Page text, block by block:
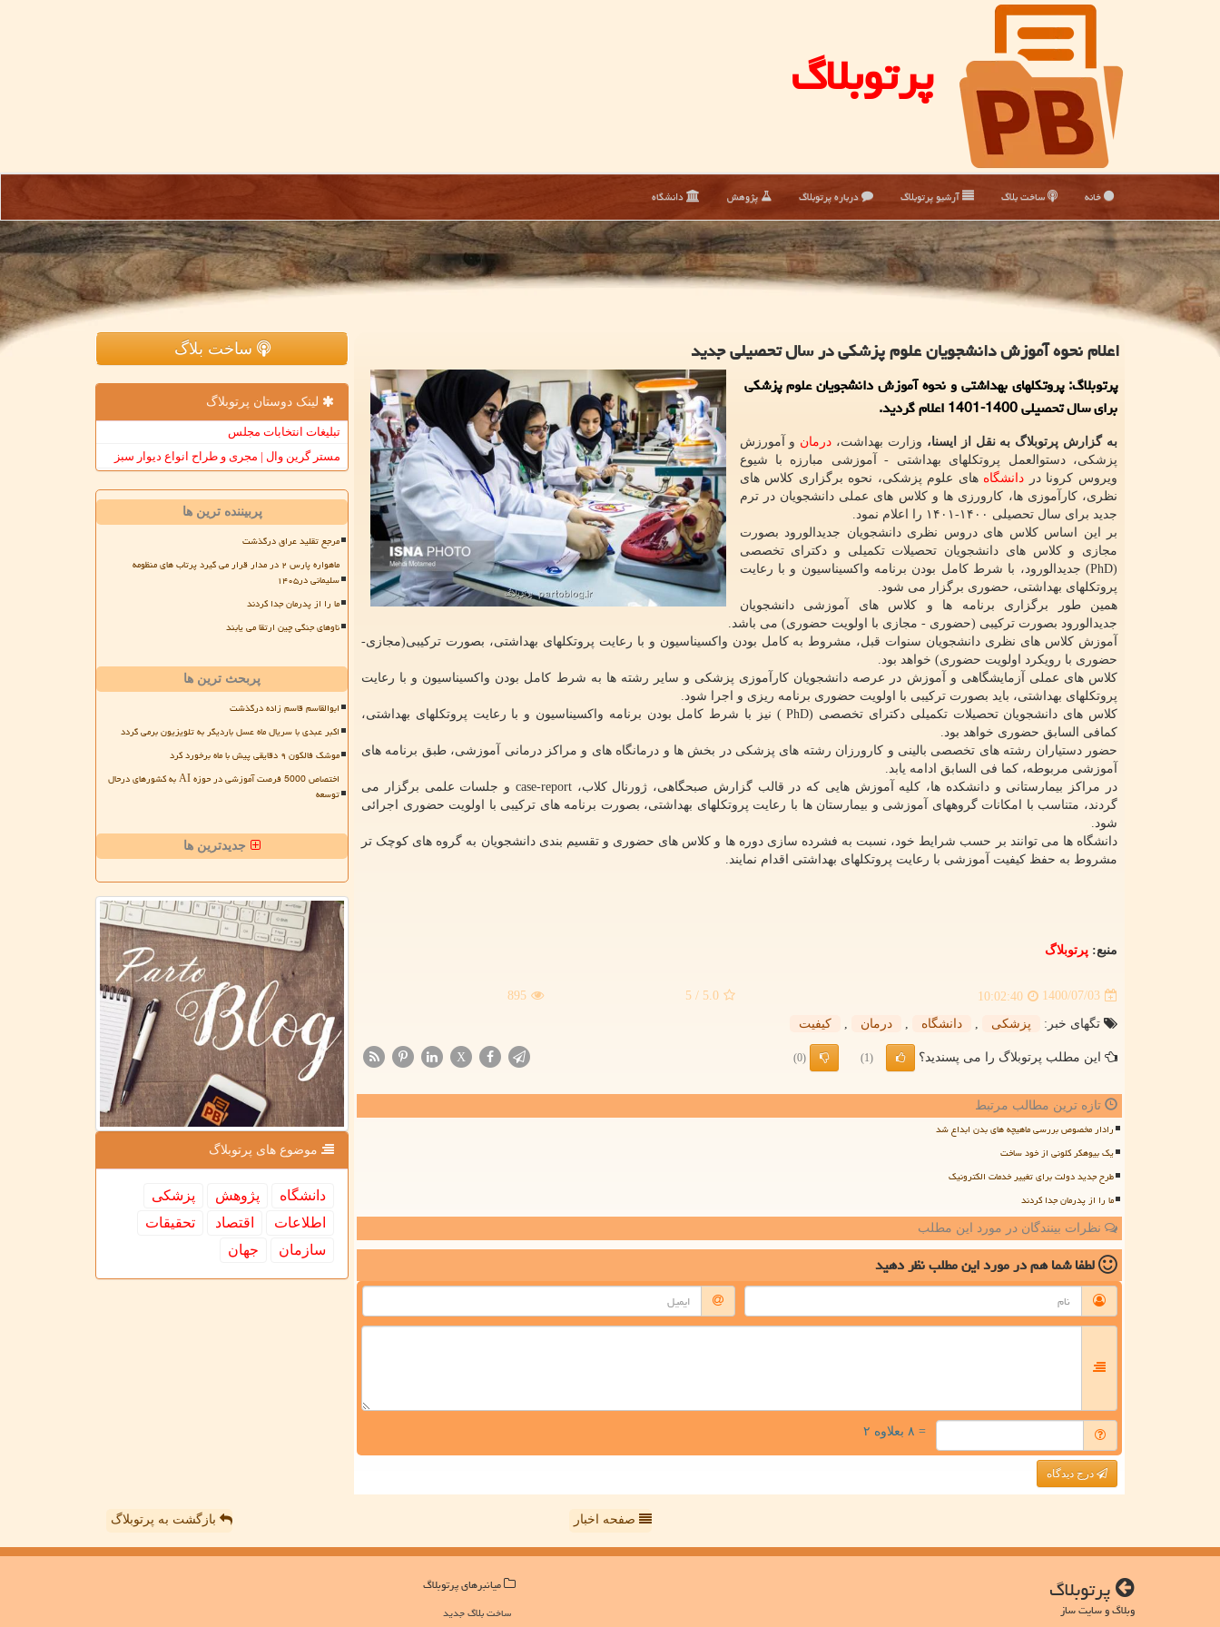
پرتوبلاگ
خانه ساخت بلاگ آرشیو پرتوبلاگ درباره پرتوبلاگ پژوهش دانشگاه
اعلام نحوه آموزش دانشجویان علوم پزشکی در سال تحصیلی جدید
پرتوبلاگ: پروتکلهای بهداشتی و نحوه آموزش دانشجویان علوم پزشکی
برای سال تحصیلی 1400-1401 اعلام گردید.
به گزارش پرتوبلاگ به نقل از ایسنا، وزارت بهداشت، درمان و آمورزش
پزشکی، دستوالعمل پروتکلهای بهداشتی - آموزشی مبارزه با شیوع
ویروس کرونا در دانشگاه های علوم پزشکی، نحوه برگزاری کلاس های
نظری، کارآموزی ها، کارورزی ها و کلاس های عملی دانشجویان در ترم
جدید برای سال تحصیلی ۱۴۰۰-۱۴۰۱ را اعلام نمود.
بر این اساس کلاس های دروس نظری دانشجویان جدیدالورود بصورت
مجازی و کلاس های دانشجویان تحصیلات تکمیلی و دکترای تخصصی
(PhD) جدیدالورود، با شرط کامل بودن برنامه واکسیناسیون و با رعایت
پروتکلهای بهداشتی، حضوری برگزار می شود.
همین طور برگزاری برنامه ها و کلاس های آموزشی دانشجویان
جدیدالورود بصورت ترکیبی (حضوری - مجازی با اولویت حضوری) می باشد.
آموزش کلاس های نظری دانشجویان سنوات قبل، مشروط به کامل بودن واکسیناسیون و با رعایت پروتکلهای بهداشتی، بصورت ترکیبی(مجازی-
حضوری با رویکرد اولویت حضوری) خواهد بود.
کلاس های عملی آزمایشگاهی و آموزش در عرصه دانشجویان کارآموزی پزشکی و سایر رشته ها به شرط کامل بودن واکسیناسیون و با رعایت
پروتکلهای بهداشتی، باید بصورت ترکیبی با اولویت حضوری برنامه ریزی و اجرا شود.
کلاس های دانشجویان تحصیلات تکمیلی دکترای تخصصی (PhD ) نیز با شرط کامل بودن برنامه واکسیناسیون و با رعایت پروتکلهای بهداشتی،
کمافی السابق حضوری خواهد بود.
حضور دستیاران رشته های تخصصی بالینی و کارورزان رشته های پزشکی در بخش ها و درمانگاه های و مراکز درمانی آموزشی، طبق برنامه های
آموزشی مربوطه، کما فی السابق ادامه یابد.
در مراکز بیمارستانی و دانشکده ها، کلیه آموزش هایی که در قالب گزارش صبحگاهی، ژورنال کلاب، case-report و جلسات علمی برگزار می
گردند، متناسب با امکانات گروههای آموزشی و بیمارستان ها با رعایت پروتکلهای بهداشتی، بصورت برنامه های ترکیبی با اولویت حضوری اجرائی
شود.
دانشگاه ها می توانند بر حسب شرایط خود، نسبت به فشرده سازی دوره ها و کلاس های حضوری و تقسیم بندی دانشجویان به گروه های کوچک تر
مشروط به حفظ کیفیت آموزشی با رعایت پروتکلهای بهداشتی اقدام نمایند.
منبع: پرتوبلاگ
1400/07/03
10:02:40
5.0
/ 5
895
تگهای خبر: پزشكی , دانشگاه , درمان , كیفیت
این مطلب پرتوبلاگ را می پسندید؟ (1)
(0)
X
تازه ترین مطالب مرتبط
رادار مخصوص بررسی ماهیچه های بدن ابداع شد
یک بیوهکر کلونی از خود ساخت
طرح جدید دولت برای تغییر خدمات الکترونیک
ما را از پدرمان جدا کردند
نظرات بینندگان در مورد این مطلب
لطفا شما همدر مورد این مطلبنظر دهید
= ۸ بعلاوه ۲
درج دیدگاه
ساخت بلاگ
لینک دوستان پرتوبلاگ
تبلیغات انتخابات مجلس
مستر گرین وال | مجری و طراح انواع دیوار سبز
پربیننده ترین ها
مرجع تقلید عراق درگذشت
ماهواره پارس ۲ در مدار قرار می گیرد پرتاب های منظومه
سلیمانی در۱۴۰۵
ما را از پدرمان جدا کردند
ناوهای جنگی چین ارتقا می یابند
پربحث ترین ها
ابوالقاسم قاسم زاده درگذشت
اکبر عبدی با سریال ماه عسل باردیگر به تلویزیون برمی گردد
موشک فالکون ۹ دقایقی پیش با ماه برخورد کرد
اختصاص 5000 فرصت آموزشی در حوزه AI به کشورهای درحال
توسعه
جدیدترین ها
موضوع های پرتوبلاگ
دانشگاه پژوهش
پزشكی
اطلاعات
اقتصاد
تحقیقات
سازمان
جهان
صفحه اخبار بازگشت به پرتوبلاگ
پرتوبلاگ
وبلاگ و سایت ساز
میانبرهای پرتوبلاگ
ساخت بلاگ جدید